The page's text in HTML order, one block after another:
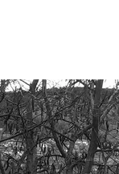
а
В эти дни
приятель
Крым. В